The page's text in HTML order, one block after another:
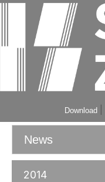
Download
News
2014